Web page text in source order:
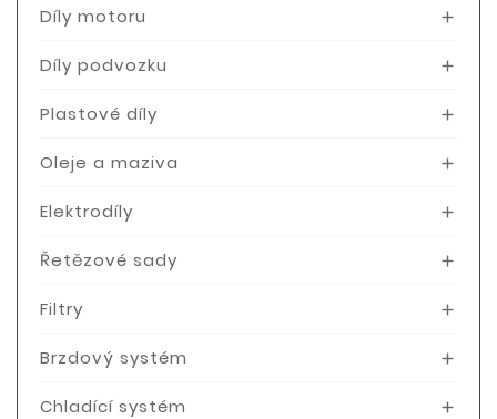
Díly motoru 
Díly podvozku 
Plastové díly 
Oleje a maziva 
Elektrodíly 
Řetězové sady 
Filtry 
Brzdový systém 
Chladící systém 